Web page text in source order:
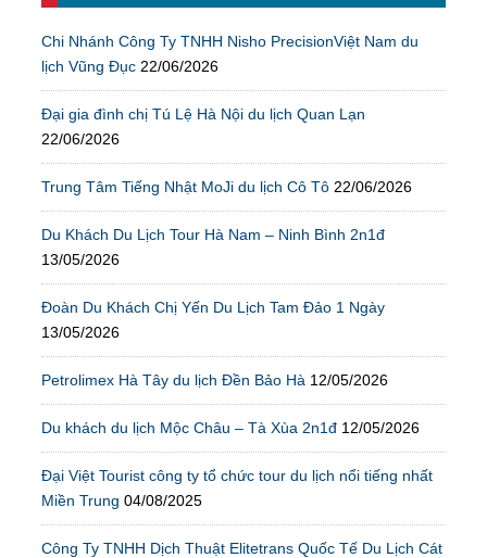
Chi Nhánh Công Ty TNHH Nisho PrecisionViệt Nam du
lịch Vũng Đục 22/06/2026
Đại gia đình chị Tú Lệ Hà Nội du lịch Quan Lạn
22/06/2026
Trung Tâm Tiếng Nhật MoJi du lịch Cô Tô 22/06/2026
Du Khách Du Lịch Tour Hà Nam – Ninh Bình 2n1đ
13/05/2026
Đoàn Du Khách Chị Yến Du Lịch Tam Đảo 1 Ngày
13/05/2026
Petrolimex Hà Tây du lịch Đền Bảo Hà 12/05/2026
Du khách du lịch Mộc Châu – Tà Xùa 2n1đ 12/05/2026
Đại Việt Tourist công ty tổ chức tour du lịch nổi tiếng nhất
Miền Trung 04/08/2025
Công Ty TNHH Dịch Thuật Elitetrans Quốc Tế Du Lịch Cát